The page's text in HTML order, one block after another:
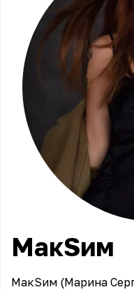
МакSим
МакSим (Марина